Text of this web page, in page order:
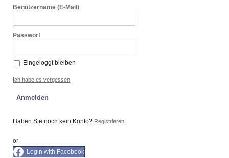
Benutzername (E-Mail)
Passwort
Eingeloggt bleiben
Ich habe es vergessen
Anmelden
Haben Sie noch kein Konto? Registrieren
or
Login with Facebook